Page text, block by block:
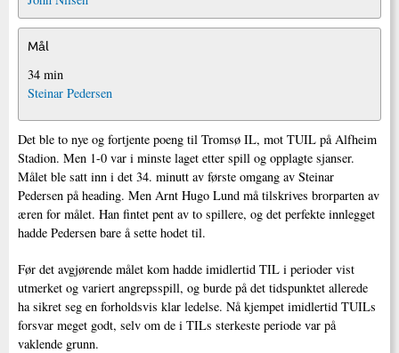
Mål
34 min
Steinar Pedersen
Det ble to nye og fortjente poeng til Tromsø IL, mot TUIL på Alfheim
Stadion. Men 1-0 var i minste laget etter spill og opplagte sjanser.
Målet ble satt inn i det 34. minutt av første omgang av Steinar
Pedersen på heading. Men Arnt Hugo Lund må tilskrives brorparten av
æren for målet. Han fintet pent av to spillere, og det perfekte innlegget
hadde Pedersen bare å sette hodet til.
Før det avgjørende målet kom hadde imidlertid TIL i perioder vist
utmerket og variert angrepsspill, og burde på det tidspunktet allerede
ha sikret seg en forholdsvis klar ledelse. Nå kjempet imidlertid TUILs
forsvar meget godt, selv om de i TILs sterkeste periode var på
vaklende grunn.